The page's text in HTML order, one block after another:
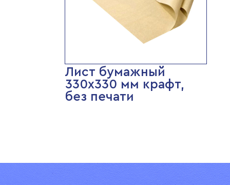
Лист бумажный
330х330 мм крафт,
без печати